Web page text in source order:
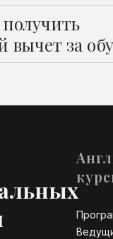
вычет за